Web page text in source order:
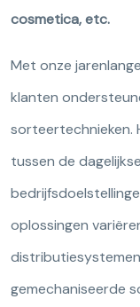
cosmetica, etc.
Met onze
klanten
sorteertechnieken.
tussen de
oplossingen
gemechaniseerde